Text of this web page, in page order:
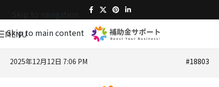
Skip to main content
MENU
2025年12月12日 7:06 PM #18803